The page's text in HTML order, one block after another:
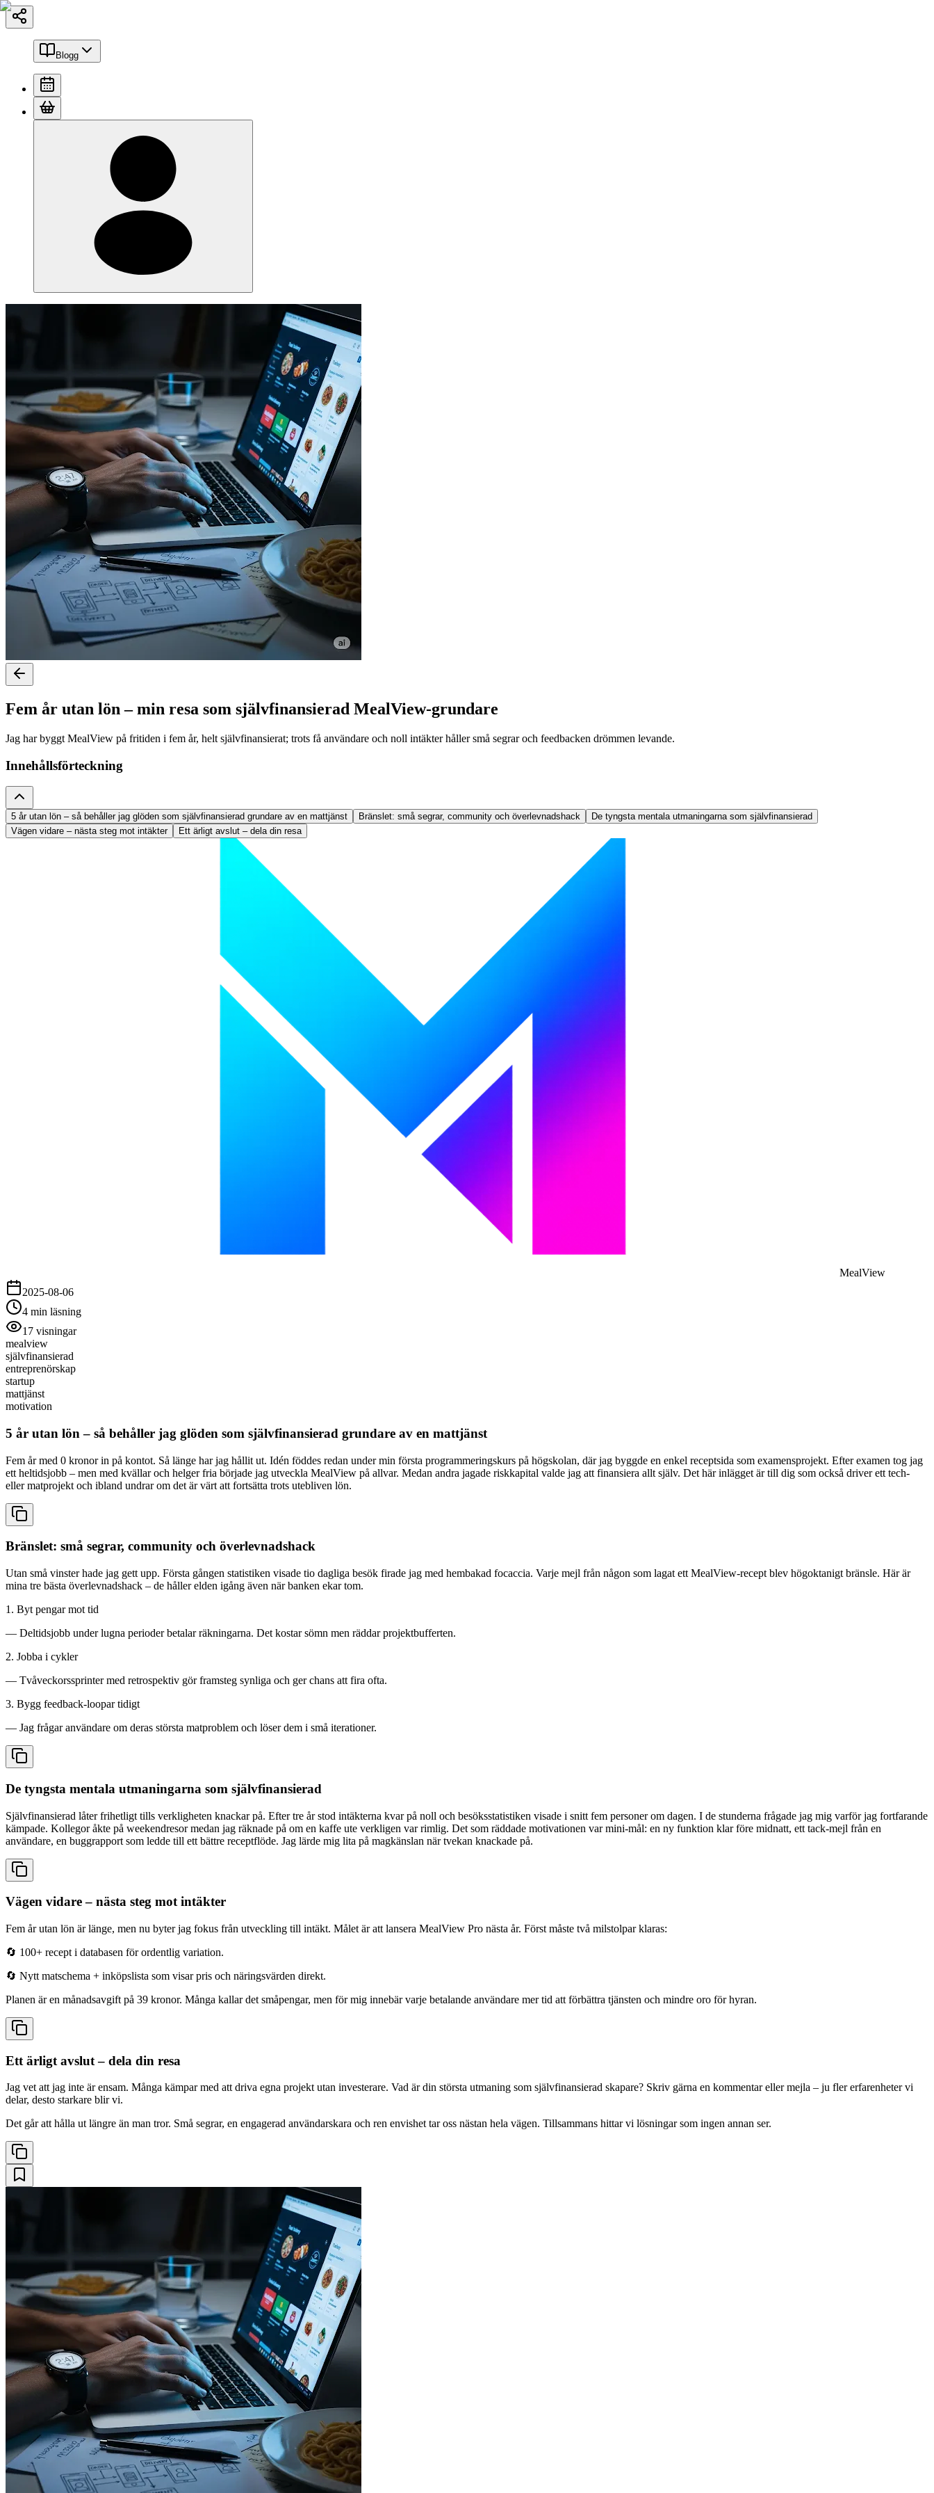
Blogg
Fem år utan lön – min resa som självfinansierad MealView-grundare
Jag har byggt MealView på fritiden i fem år, helt självfinansierat; trots få användare och noll intäkter håller små segrar och feedbacken drömmen levande.
Innehållsförteckning
5 år utan lön – så behåller jag glöden som självfinansierad grundare av en mattjänst Bränslet: små segrar, community och överlevnadshack
De tyngsta mentala utmaningarna som självfinansierad
Vägen vidare – nästa steg mot intäkter
Ett ärligt avslut – dela din resa
MealView
2025-08-06
4 min läsning
17 visningar
mealview
självfinansierad
entreprenörskap
startup
mattjänst
motivation
5 år utan lön – så behåller jag glöden som självfinansierad grundare av en mattjänst
Fem år med 0 kronor in på kontot. Så länge har jag hållit ut. Idén föddes redan under min första programmeringskurs på högskolan, där jag byggde en enkel receptsida som examensprojekt. Efter examen tog jag
ett heltidsjobb – men med kvällar och helger fria började jag utveckla MealView på ­allvar. Medan andra jagade risk­kapital valde jag att finansiera allt själv. Det här inlägget är till dig som också driver ett tech-
eller matprojekt och ibland undrar om det är värt att fortsätta trots utebliven lön.
Bränslet: små segrar, community och överlevnadshack
Utan små vinster hade jag gett upp. Första gången statistiken visade tio dagliga besök firade jag med hembakad focaccia. Varje mejl från någon som lagat ett MealView-recept blev högoktanigt bränsle. Här är
mina tre bästa överlevnadshack – de håller ­elden igång även när banken ekar tom.
1. Byt pengar mot tid
― Deltidsjobb under lugna perioder betalar räkningarna. Det kostar sömn men räddar projektbufferten.
2. Jobba i cykler
― Två­veckors­sprinter med retrospektiv gör framsteg synliga och ger chans att fira ofta.
3. Bygg feedback-loopar tidigt
― Jag frågar användare om deras största matproblem och löser dem i små iterationer.
De tyngsta mentala utmaningarna som självfinansierad
Självfinansierad låter frihetligt tills verkligheten knackar på. Efter tre år stod intäkterna kvar på noll och besöks­statistiken visade i snitt fem personer om dagen. I de stunderna frågade jag mig varför jag fortfarande
kämpade. Kollegor åkte på weekend­resor medan jag räknade på om en kaffe ute verkligen var rimlig. Det som räddade motivationen var mini-mål: en ny funktion klar före midnatt, ett tack-mejl från en
användare, en buggrapport som ledde till ett bättre receptflöde. Jag lärde mig lita på magkänslan när tvekan knackade på.
Vägen vidare – nästa steg mot intäkter
Fem år utan lön är länge, men nu byter jag fokus från utveckling till intäkt. Målet är att lansera MealView Pro nästa år. Först måste två milstolpar klaras:
🔄 100+ recept i databasen för ordentlig variation.
🔄 Nytt matschema + inköpslista som visar pris och närings­värden direkt.
Planen är en månadsavgift på 39 kronor. Många kallar det småpengar, men för mig innebär varje betalande användare mer tid att förbättra tjänsten och mindre oro för hyran.
Ett ärligt avslut – dela din resa
Jag vet att jag inte är ensam. Många kämpar med att driva egna projekt utan investerare. Vad är din största utmaning som självfinansierad skapare? Skriv gärna en kommentar eller mejla – ju fler erfarenheter vi
delar, desto starkare blir vi.
Det går att hålla ut längre än man tror. Små segrar, en engagerad användarskara och ren envishet tar oss nästan hela vägen. Tillsammans hittar vi lösningar som ingen annan ser.